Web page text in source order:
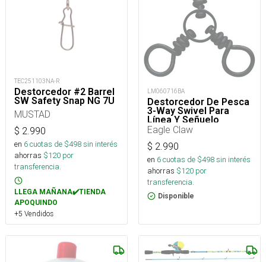
TEC251103NA-R
Destorcedor #2 Barrel
SW Safety Snap NG 7U
MUSTAD
$ 2.990
en 6cuotas de $498sin interés
ahorras $120 por
transferencia.
LLEGA MAÑANA✔️TIENDA
APOQUINDO
+5 Vendidos
LM060716BA
Destorcedor De Pesca
3-Way Swivel Para
Línea Y Señuelo
Eagle Claw
$ 2.990
en 6cuotas de $498sin interés
ahorras $120 por
transferencia.
Disponible